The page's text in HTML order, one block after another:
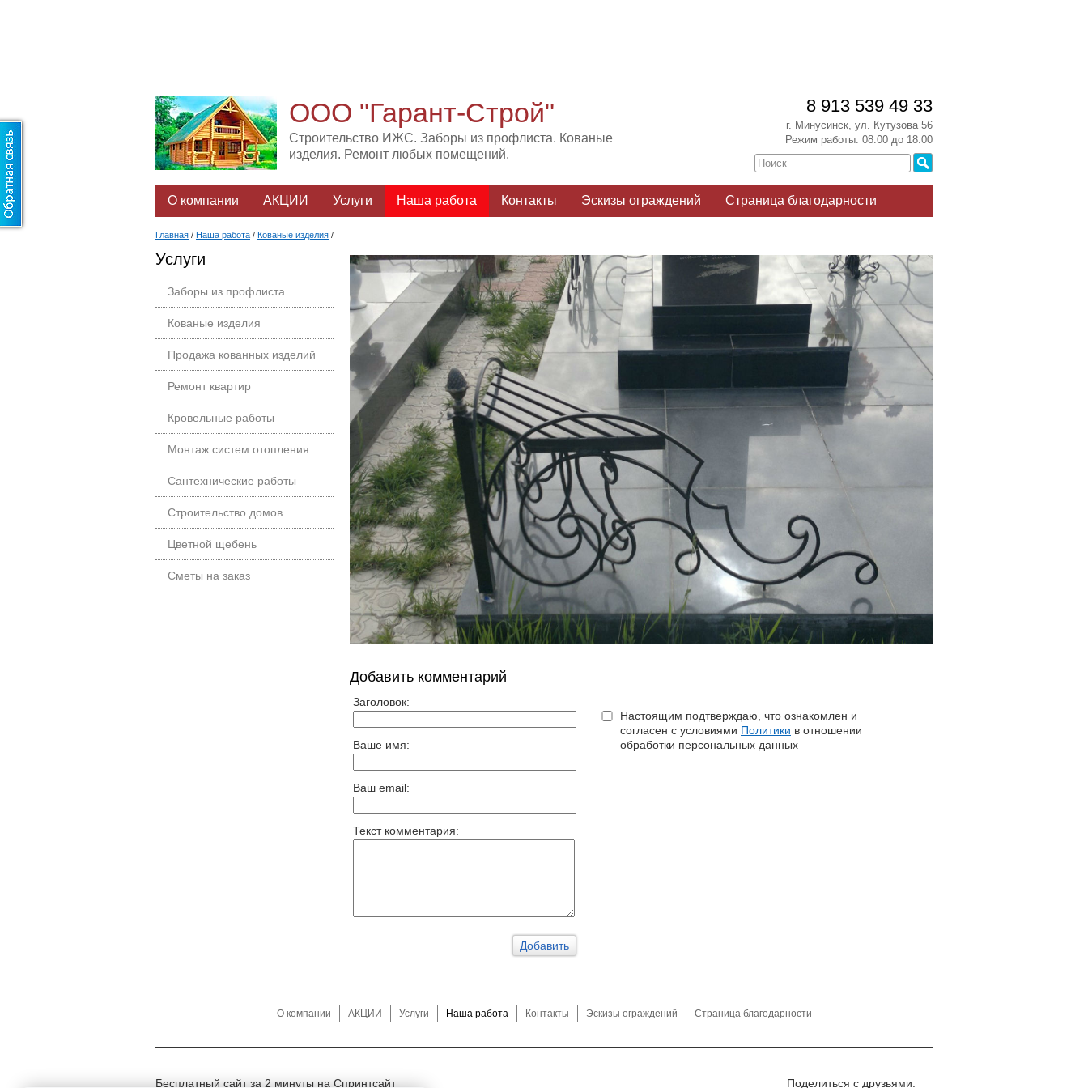
ООО "Гарант-Строй"
Строительство ИЖС. Заборы из профлиста. Кованые
изделия. Ремонт любых помещений.
8 913 539 49 33
г. Минусинск, ул. Кутузова 56
Режим работы: 08:00 до 18:00
О компании АКЦИИ Услуги Наша работа Контакты Эскизы ограждений Страница благодарности
Главная / Наша работа / Кованые изделия /
Услуги
Заборы из профлиста
Кованые изделия
Продажа кованных изделий
Ремонт квартир
Кровельные работы
Монтаж систем отопления
Сантехнические работы
Строительство домов
Цветной щебень
Сметы на заказ
Добавить комментарий
Заголовок:
Ваше имя:
Ваш email:
Текст комментария:
Настоящим подтверждаю, что ознакомлен и
согласен с условиями Политики в отношении
обработки персональных данных
О компании АКЦИИ Услуги Наша работа Контакты Эскизы ограждений Страница благодарности
Бесплатный сайт за 2 минуты на Спринтсайт Поделиться с друзьями: